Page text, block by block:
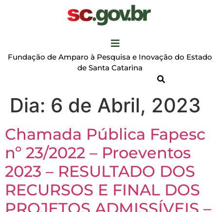
Fundação de Amparo à Pesquisa e Inovação do Estado
de Santa Catarina
Dia: 6 de Abril, 2023
Chamada Pública Fapesc
nº 23/2022 – Proeventos
2023 – RESULTADO DOS
RECURSOS E FINAL DOS